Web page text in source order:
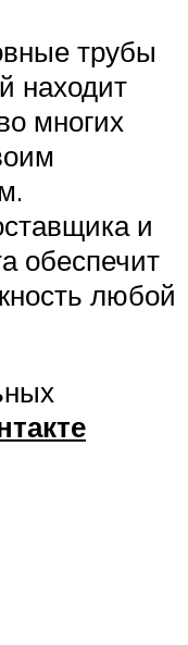
трубы
находит
многих
и
обеспечит
любой